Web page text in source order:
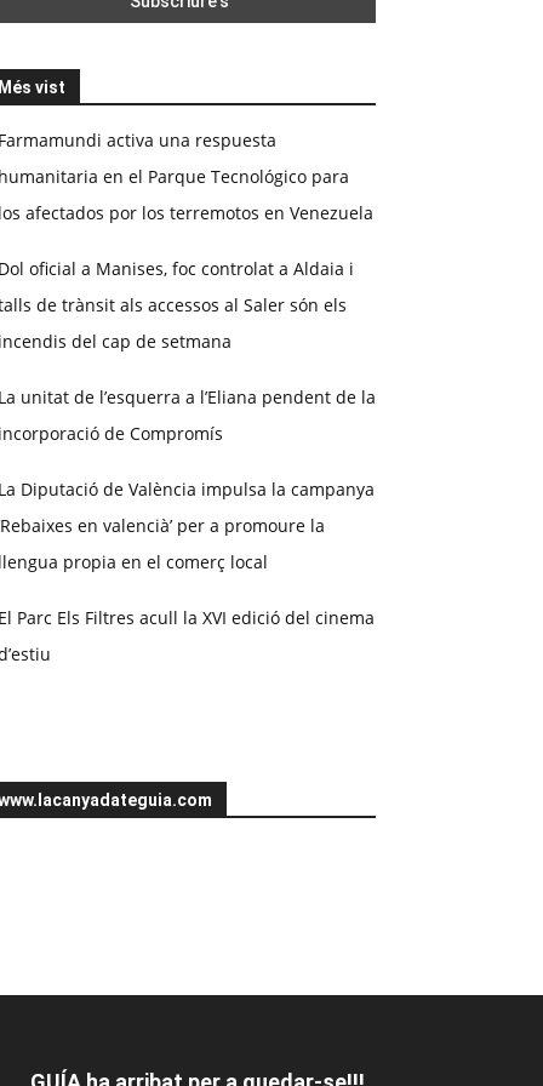
Més vist
Farmamundi activa una respuesta
humanitaria en el Parque Tecnológico para
los afectados por los terremotos en Venezuela
Dol oficial a Manises, foc controlat a Aldaia i
de trànsit als accessos al Saler són els
incendis del cap de setmana
La unitat de l’esquerra a l’Eliana pendent de la
incorporació de Compromís
La Diputació de València impulsa la campanya
en valencià’ per a promoure la
llengua propia en el comerç local
El Parc Els Filtres acull la XVI edició del cinema